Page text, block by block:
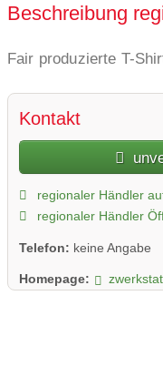
Beschreibung
Fair produzierte T-
Kontakt
regionaler Händler
regionaler Händler
Telefon: keine Angabe
Homepage: